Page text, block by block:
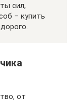
сил,
– купить
от